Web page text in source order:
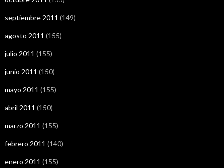
septiembre 2011 (149)
agosto 2011 (155)
julio 2011 (155)
junio 2011 (150)
mayo 2011 (155)
abril 2011 (150)
marzo 2011 (155)
febrero 2011 (140)
enero 2011 (155)